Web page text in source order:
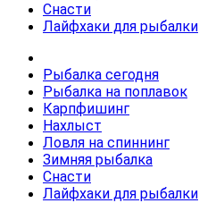
Снасти
Лайфхаки для рыбалки
Рыбалка сегодня
Рыбалка на поплавок
Карпфишинг
Нахлыст
Ловля на спиннинг
Зимняя рыбалка
Снасти
Лайфхаки для рыбалки